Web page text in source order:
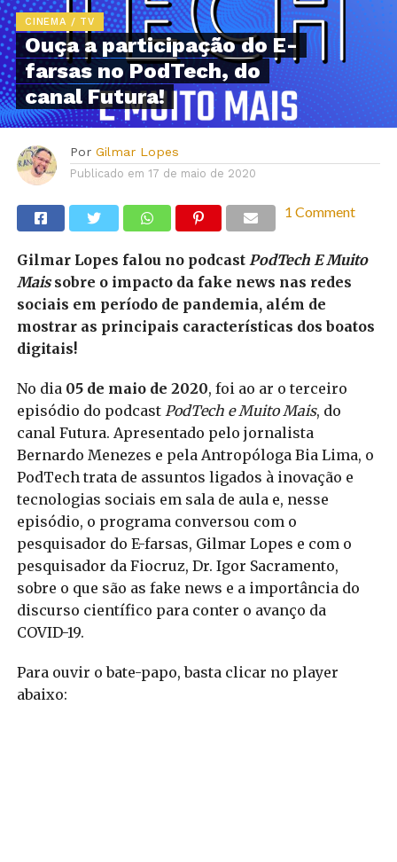
CINEMA / TV
Ouça a participação do E-
farsas no PodTech, do
canal Futura!
Por Gilmar Lopes
Publicado em 17 de maio de 2020
1 Comment
Gilmar Lopes falou no podcast PodTech E Muito
Maissobre o impacto da fake news nas redes
sociais em período de pandemia, além de
mostrar as principais características dos boatos
digitais!
No dia 05 de maio de 2020, foi ao ar o terceiro
episódio do podcast PodTech e Muito Mais, do
canal Futura. Apresentado pelo jornalista
Bernardo Menezes e pela Antropóloga Bia Lima, o
PodTech trata de assuntos ligados à inovação e
tecnologias sociais em sala de aula e, nesse
episódio, o programa conversou com o
pesquisador do E-farsas, Gilmar Lopes e com o
pesquisador da Fiocruz, Dr. Igor Sacramento,
sobre o que são as fake news e a importância do
discurso científico para conter o avanço da
COVID-19.
Para ouvir o bate-papo, basta clicar no player
abaixo: